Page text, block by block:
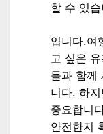
할 수 있
입니다.여
고 싶은
들과 함께
니다. 하
중요합니
안전한지